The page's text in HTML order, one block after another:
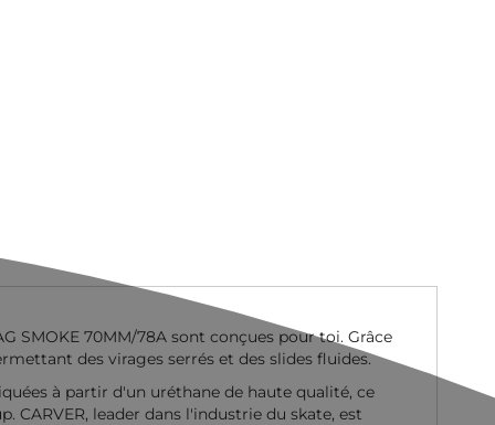
SMOKE 70MM/78A sont conçues pour toi. Grâce
des virages serrés et des slides fluides.
à partir d'un uréthane de haute qualité, ce
leader dans l'industrie du skate, est